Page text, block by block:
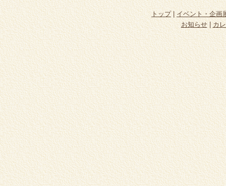
トップ|イベント・企画
お知らせ|カ